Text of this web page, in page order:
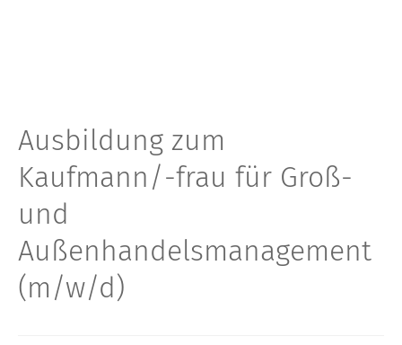
Ausbildung zum
Kaufmann/-frau für Groß-
und
Außenhandelsmanagement
(m/w/d)